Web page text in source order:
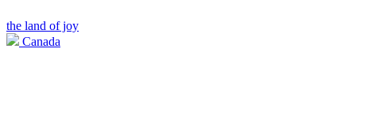
the land of joy
Canada